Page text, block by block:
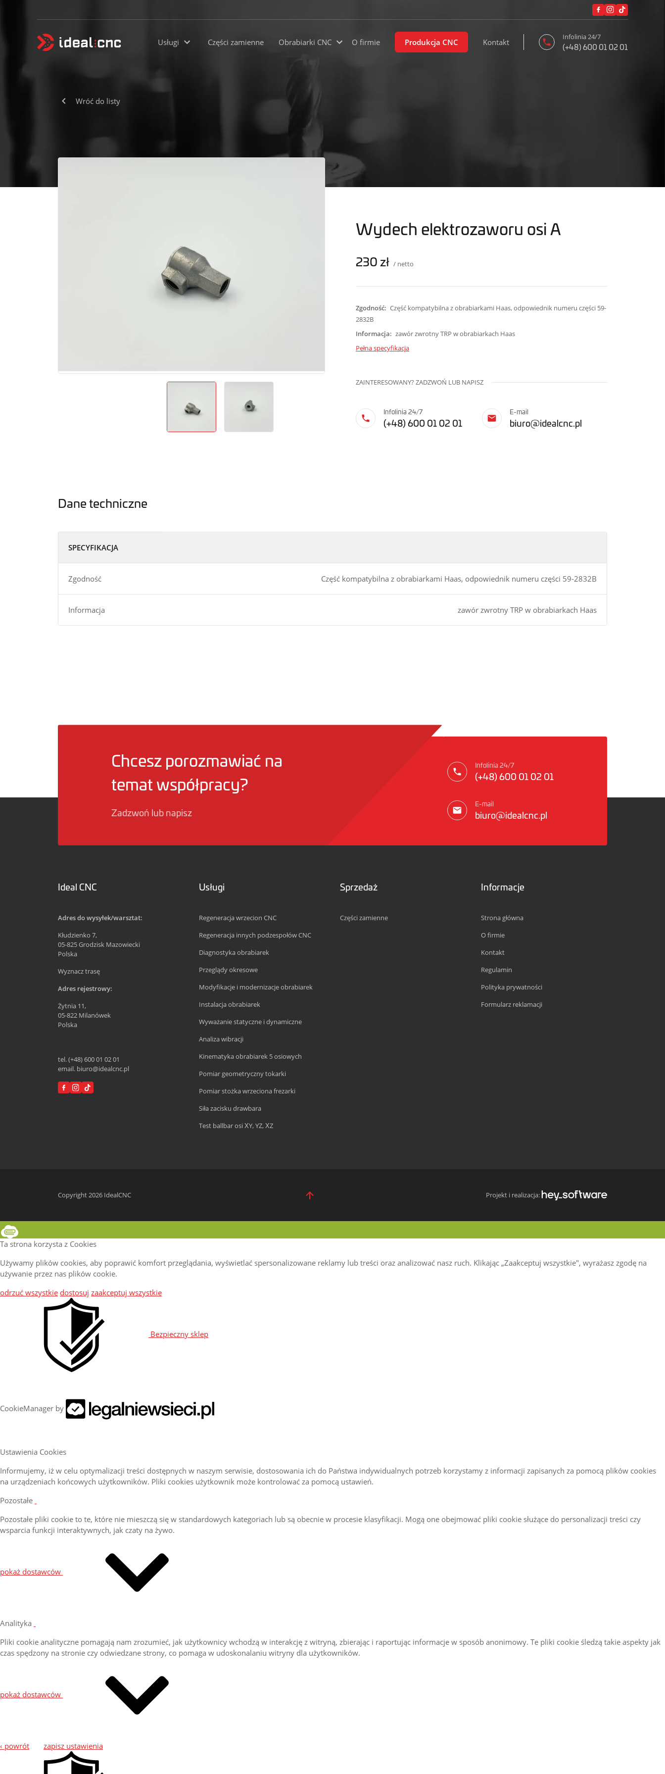
Usługi Części zamienne Obrabiarki CNC O firmie Produkcja CNC Kontakt
Infolinia 24/7
(+48) 600 01 02 01
Wróć do listy
Wydech elektrozaworu osi A
230 zł / netto
Zgodność: Część kompatybilna z obrabiarkami Haas, odpowiednik numeru części 59-
2832B
Informacja: zawór zwrotny TRP w obrabiarkach Haas
Pełna specyfikacja
ZAINTERESOWANY? ZADZWOŃ LUB NAPISZ
Infolinia 24/7
(+48) 600 01 02 01
E-mail
biuro@idealcnc.pl
Dane techniczne
SPECYFIKACJA
Zgodność Część kompatybilna z obrabiarkami Haas, odpowiednik numeru części 59-2832B
Informacja zawór zwrotny TRP w obrabiarkach Haas
Chcesz porozmawiać na
temat współpracy?
Zadzwoń lub napisz
Infolinia 24/7
(+48) 600 01 02 01
E-mail
biuro@idealcnc.pl
Ideal CNC
Adres do wysyłek/warsztat:
Kłudzienko 7,
05-825 Grodzisk Mazowiecki
Polska
Wyznacz trasę
Adres rejestrowy:
Żytnia 11,
05-822 Milanówek
Polska
tel. (+48) 600 01 02 01
email. biuro@idealcnc.pl
Usługi
Regeneracja wrzecion CNC
Regeneracja innych podzespołów CNC
Diagnostyka obrabiarek
Przeglądy okresowe
Modyfikacje i modernizacje obrabiarek
Instalacja obrabiarek
Wyważanie statyczne i dynamiczne
Analiza wibracji
Kinematyka obrabiarek 5 osiowych
Pomiar geometryczny tokarki
Pomiar stożka wrzeciona frezarki
Siła zacisku drawbara
Test ballbar osi XY, YZ, XZ
Sprzedaż
Części zamienne
Informacje
Strona główna
O firmie
Kontakt
Regulamin
Polityka prywatności
Formularz reklamacji
Copyright 2026 IdealCNC Projekt i realizacja:
Ta strona korzysta z Cookies
Używamy plików cookies, aby poprawić komfort przeglądania, wyświetlać spersonalizowane reklamy lub treści oraz analizować nasz ruch. Klikając „Zaakceptuj wszystkie", wyrażasz zgodę na
używanie przez nas plików cookie.
odrzuć wszystkie dostosuj zaakceptuj wszystkie
Bezpieczny sklep
CookieManager by
Ustawienia Cookies
Informujemy, iż w celu optymalizacji treści dostępnych w naszym serwisie, dostosowania ich do Państwa indywidualnych potrzeb korzystamy z informacji zapisanych za pomocą plików cookies
na urządzeniach końcowych użytkowników. Pliki cookies użytkownik może kontrolować za pomocą ustawień.
Pozostałe
Pozostałe pliki cookie to te, które nie mieszczą się w standardowych kategoriach lub są obecnie w procesie klasyfikacji. Mogą one obejmować pliki cookie służące do personalizacji treści czy
wsparcia funkcji interaktywnych, jak czaty na żywo.
pokaż dostawców
Analityka
Pliki cookie analityczne pomagają nam zrozumieć, jak użytkownicy wchodzą w interakcję z witryną, zbierając i raportując informacje w sposób anonimowy. Te pliki cookie śledzą takie aspekty jak
czas spędzony na stronie czy odwiedzane strony, co pomaga w udoskonalaniu witryny dla użytkowników.
pokaż dostawców
‹ powrót zapisz ustawienia